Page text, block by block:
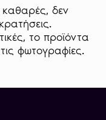
καθαρές, δεν
το προϊόντα
φωτογραφίες.